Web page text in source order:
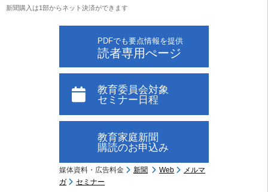
新聞購入は1部からネット決済ができます
PDFでも要点情報を提供
読者専用ぺージ
教育委員会対象
セミナー日程
教育家庭新聞
購読のお申込み
媒体資料・広告料金 新聞 Web
メルマ
ガ
セミナー